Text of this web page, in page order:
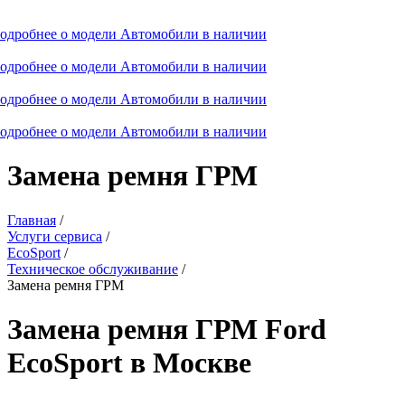
о модели Автомобили в наличии
о модели Автомобили в наличии
о модели Автомобили в наличии
о модели Автомобили в наличии
Замена ремня ГРМ
Главная /
Услуги сервиса /
EcoSport /
Техническое обслуживание /
Замена ремня ГРМ
Замена ремня ГРМ Ford
EcoSport в Москве